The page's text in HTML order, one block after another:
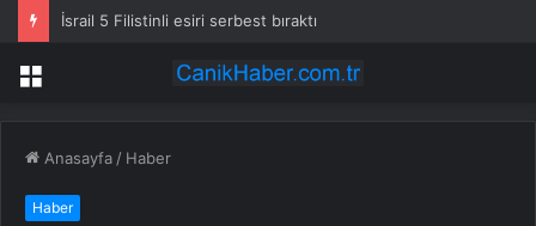
İsrail 5 Filistinli esiri serbest bıraktı
Menü
Anasayfa / Haber
Haber